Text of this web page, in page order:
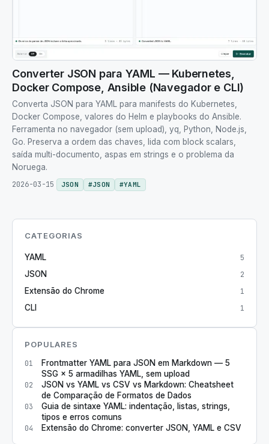
Converter JSON para YAML — Kubernetes,
Docker Compose, Ansible (Navegador e CLI)
Converta JSON para YAML para manifests do Kubernetes,
Docker Compose, valores do Helm e playbooks do Ansible.
Ferramenta no navegador (sem upload), yq, Python, Node.js,
Go. Preserva a ordem das chaves, lida com block scalars,
saída multi-documento, aspas em strings e o problema da
Noruega.
2026-03-15
JSON #JSON #YAML
CATEGORIAS
YAML 5
JSON 2
Extensão do Chrome 1
CLI 1
POPULARES
01
Frontmatter YAML para JSON em Markdown — 5
SSG × 5 armadilhas YAML, sem upload
02
JSON vs YAML vs CSV vs Markdown: Cheatsheet
de Comparação de Formatos de Dados
03
Guia de sintaxe YAML: indentação, listas, strings,
tipos e erros comuns
04 Extensão do Chrome: converter JSON, YAML e CSV